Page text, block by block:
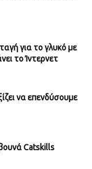
για το γλυκό με
το Ίντερνετ
να επενδύσουμε
Catskills